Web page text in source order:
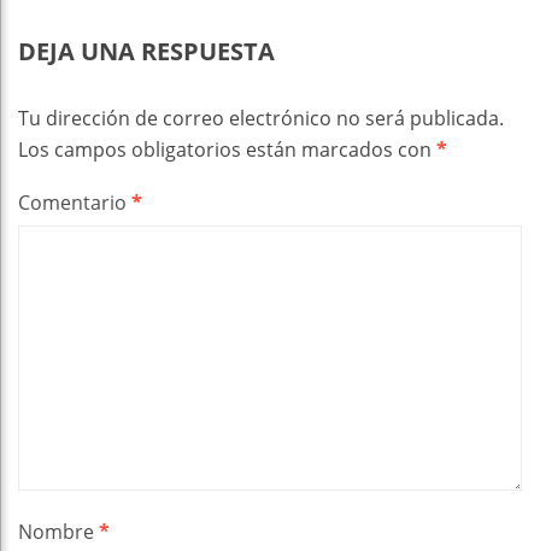
DEJA UNA RESPUESTA
Tu dirección de correo electrónico no será publicada.
Los campos obligatorios están marcados con *
Comentario *
Nombre*